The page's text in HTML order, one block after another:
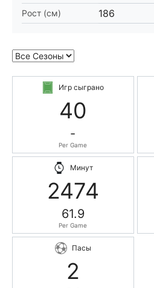
Рост (см) 186
Игр сыграно
40
-
Per Game
Минут
2474
61.9
Per Game
Пасы
2